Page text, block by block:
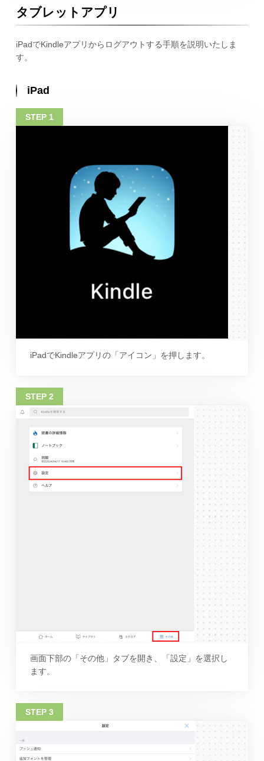
タブレットアプリ
iPadでKindleアプリからログアウトする手順を説明いたしま
す。
iPad
iPadでKindleアプリの「アイコン」を押します。
画面下部の「その他」タブを開き、「設定」を選択し
ます。